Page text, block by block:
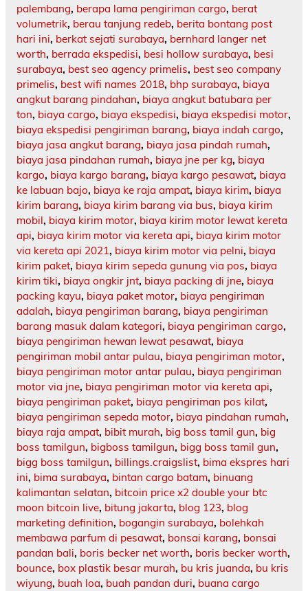
palembang, berapa lama pengiriman cargo, berat
volumetrik, berau tanjung redeb, berita bontang post
hari ini, berkat sejati surabaya, bernhard langer net
worth, berrada ekspedisi, besi hollow surabaya, besi
surabaya, best seo agency primelis, best seo company
primelis, best wifi names 2018, bhp surabaya, biaya
angkut barang pindahan, biaya angkut batubara per
ton, biaya cargo, biaya ekspedisi, biaya ekspedisi motor,
biaya ekspedisi pengiriman barang, biaya indah cargo,
biaya jasa angkut barang, biaya jasa pindah rumah,
biaya jasa pindahan rumah, biaya jne per kg, biaya
kargo, biaya kargo barang, biaya kargo pesawat, biaya
ke labuan bajo, biaya ke raja ampat, biaya kirim, biaya
kirim barang, biaya kirim barang via bus, biaya kirim
mobil, biaya kirim motor, biaya kirim motor lewat kereta
api, biaya kirim motor via kereta api, biaya kirim motor
via kereta api 2021, biaya kirim motor via pelni, biaya
kirim paket, biaya kirim sepeda gunung via pos, biaya
kirim tiki, biaya ongkir jnt, biaya packing di jne, biaya
packing kayu, biaya paket motor, biaya pengiriman
adalah, biaya pengiriman barang, biaya pengiriman
barang masuk dalam kategori, biaya pengiriman cargo,
biaya pengiriman hewan lewat pesawat, biaya
pengiriman mobil antar pulau, biaya pengiriman motor,
biaya pengiriman motor antar pulau, biaya pengiriman
motor via jne, biaya pengiriman motor via kereta api,
biaya pengiriman paket, biaya pengiriman pos kilat,
biaya pengiriman sepeda motor, biaya pindahan rumah,
biaya raja ampat, bibit murah, big boss tamil gun, big
boss tamilgun, bigboss tamilgun, bigg boss tamil gun,
bigg boss tamilgun, billings.craigslist, bima ekspres hari
ini, bima surabaya, bintan cargo batam, binuang
kalimantan selatan, bitcoin price x2 double your btc
moon bitcoin live, bitung jakarta, blog 123, blog
marketing definition, bogangin surabaya, bolehkah
membawa parfum di pesawat, bonsai karang, bonsai
pandan bali, boris becker net worth, boris becker worth,
bounce, box plastik besar murah, bu kris juanda, bu kris
wiyung, buah loa, buah pandan duri, buana cargo